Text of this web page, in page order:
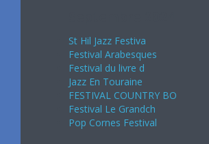
St Hil Jazz Festiva
Festival Arabesques
Festival du livre d
Jazz En Touraine
FESTIVAL COUNTRY BO
Festival Le Grandch
Pop Cornes Festival